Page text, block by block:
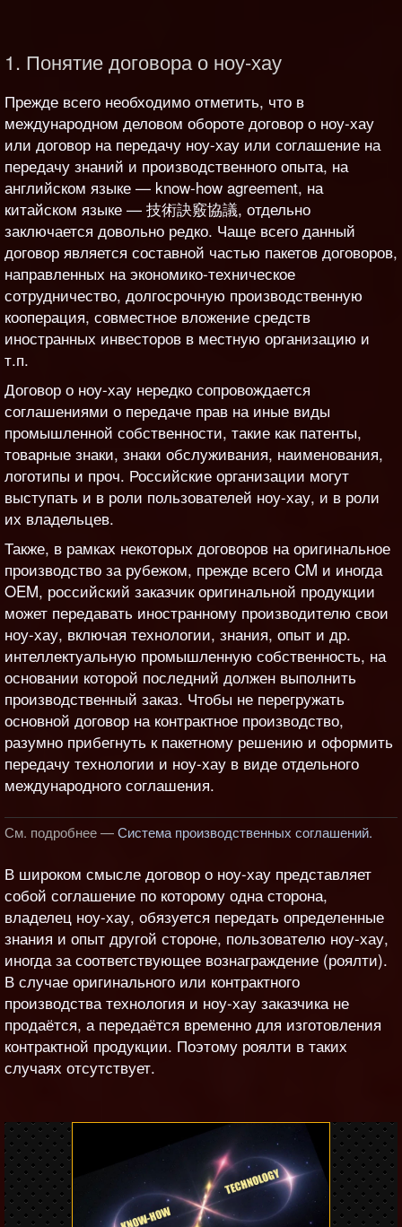
1. Понятие договора о ноу-хау
Прежде всего необходимо отметить, что в
международном деловом обороте договор о ноу-хау
или договор на передачу ноу-хау или соглашение на
передачу знаний и производственного опыта, на
английском языке — know-how agreement, на
китайском языке — 技術訣竅協議, отдельно
заключается довольно редко. Чаще всего данный
договор является составной частью пакетов договоров,
направленных на экономико-техническое
сотрудничество, долгосрочную производственную
кооперация, совместное вложение средств
иностранных инвесторов в местную организацию и
т.п.
Договор о ноу-хау нередко сопровождается
соглашениями о передаче прав на иные виды
промышленной собственности, такие как патенты,
товарные знаки, знаки обслуживания, наименования,
логотипы и проч. Российские организации могут
выступать и в роли пользователей ноу-хау, и в роли
их владельцев.
Также, в рамках некоторых договоров на оригинальное
производство за рубежом, прежде всего CM и иногда
OEM, российский заказчик оригинальной продукции
может передавать иностранному производителю свои
ноу-хау, включая технологии, знания, опыт и др.
интеллектуальную промышленную собственность, на
основании которой последний должен выполнить
производственный заказ. Чтобы не перегружать
основной договор на контрактное производство,
разумно прибегнуть к пакетному решению и оформить
передачу технологии и ноу-хау в виде отдельного
международного соглашения.
См. подробнее —Система производственных соглашений.
В широком смысле договор о ноу-хау представляет
собой соглашение по которому одна сторона,
владелец ноу-хау, обязуется передать определенные
знания и опыт другой стороне, пользователю ноу-хау,
иногда за соответствующее вознаграждение (роялти).
В случае оригинального или контрактного
производства технология и ноу-хау заказчика не
продаётся, а передаётся временно для изготовления
контрактной продукции. Поэтому роялти в таких
случаях отсутствует.